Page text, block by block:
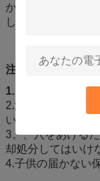
から表面を保護で
して汚れを効果的
注意:
1.
点火の熱、炎
2.涼しい、乾燥し
い。
3。、穴をあける
却処分してはいけ
4.子供の届かない